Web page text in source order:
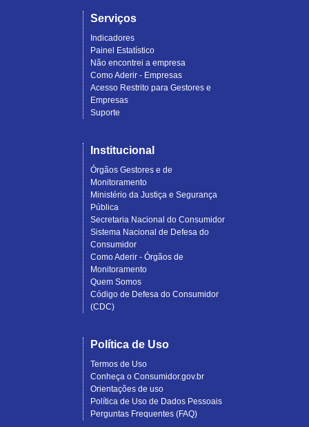
Serviços
Indicadores
Painel Estatístico
Não encontrei a empresa
Como Aderir - Empresas
Acesso Restrito para Gestores e
Empresas
Suporte
Institucional
Órgãos Gestores e de
Monitoramento
Ministério da Justiça e Segurança
Pública
Secretaria Nacional do Consumidor
Sistema Nacional de Defesa do
Consumidor
Como Aderir - Órgãos de
Monitoramento
Quem Somos
Código de Defesa do Consumidor
(CDC)
Política de Uso
Termos de Uso
Conheça o Consumidor.gov.br
Orientações de uso
Política de Uso de Dados Pessoais
Perguntas Frequentes (FAQ)